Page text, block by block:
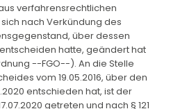
verfahrensrechtlichen
nach Verkündung des
über dessen
hatte, geändert hat
--FGO--). An die Stelle
vom 19.05.2016, über den
entschieden hat, ist der
getreten und nach § 121